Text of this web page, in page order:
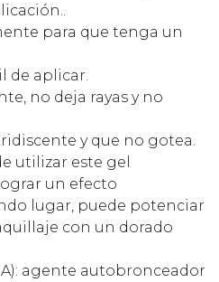
para que tenga un
de aplicar.
no deja rayas y no
y que no gotea.
utilizar este gel
un efecto
lugar, puede potenciar
con un dorado
agente autobronceador